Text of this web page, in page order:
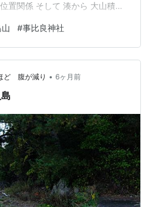
置関係 そして 湊から 大山積神
ばれた 島山 登ってみましょ 上
り口 坂を上がって 左折れ 上
と 広くなっています 島山児童
和の我々なら 良い遊び場です
に…
#事比良神社
ど 腹が減り • 6ヶ月前